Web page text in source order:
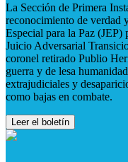
La Sección de Primera
reconocimiento de verdad
Especial para la Paz
Juicio Adversarial
coronel retirado Publio
guerra y de lesa
extrajudiciales y
como bajas en combate.
Leer el boletín